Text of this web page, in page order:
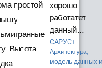
простой
Высота
хорошо
работатет
данный...
САРУС+:
Архитектура,
модель данных и